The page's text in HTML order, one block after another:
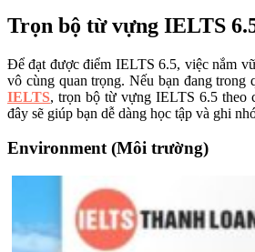
Trọn bộ từ vựng IELTS
Để đạt được điểm IELTS 6.5, việc nắm
vô cùng quan trọng. Nếu bạn đang trong
IELTS, trọn bộ từ vựng IELTS 6.5 theo
đây sẽ giúp bạn dễ dàng học tập và ghi
Environment (Môi trường)